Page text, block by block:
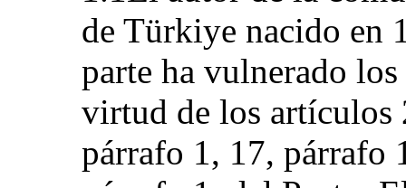
de Türkiye nacido en
parte ha vulnerado
virtud de los artículos
párrafo 1, 17, párrafo